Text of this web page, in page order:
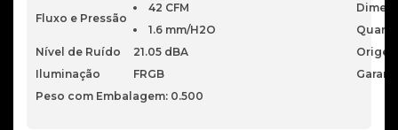
Fluxo e Pressão
42 CFM
1.6 mm/H2O
Nível de Ruído
21.05 dBA
Iluminação
FRGB
Peso com Embalagem: 0.500